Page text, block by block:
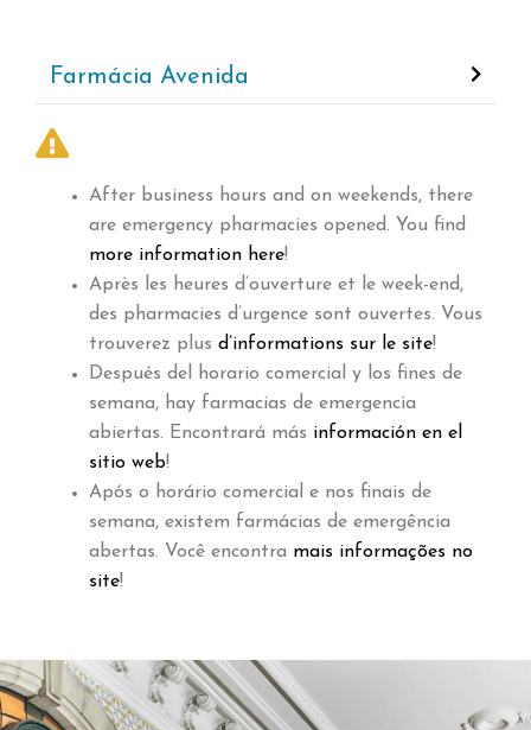
Farmácia Avenida
After business hours and on weekends, there
are emergency pharmacies opened. You find
more information here!
Après les heures d’ouverture et le week-end,
des pharmacies d’urgence sont ouvertes. Vous
trouverez plus d’informations sur le site!
Después del horario comercial y los fines de
semana, hay farmacias de emergencia
abiertas. Encontrará más información en el
sitio web!
Após o horário comercial e nos finais de
semana, existem farmácias de emergência
abertas. Você encontra mais informações no
site!